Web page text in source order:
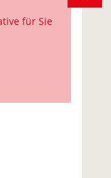
für Sie